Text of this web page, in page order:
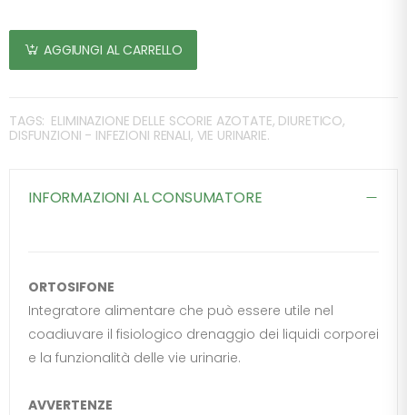
AGGIUNGI AL CARRELLO
TAGS: ELIMINAZIONE DELLE SCORIE AZOTATE, DIURETICO,
DISFUNZIONI - INFEZIONI RENALI, VIE URINARIE.
INFORMAZIONI AL CONSUMATORE
ORTOSIFONE
Integratore alimentare che può essere utile nel
coadiuvare il fisiologico drenaggio dei liquidi corporei
e la funzionalità delle vie urinarie.
AVVERTENZE